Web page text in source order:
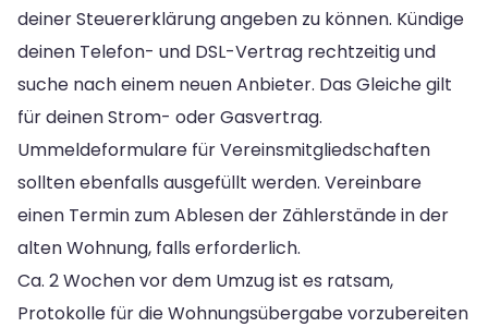
deiner Steuererklärung angeben zu können. Kündige
deinen Telefon- und DSL-Vertrag rechtzeitig und
suche nach einem neuen Anbieter. Das Gleiche gilt
für deinen Strom- oder Gasvertrag.
Ummeldeformulare für Vereinsmitgliedschaften
sollten ebenfalls ausgefüllt werden. Vereinbare
einen Termin zum Ablesen der Zählerstände in der
alten Wohnung, falls erforderlich.
Ca. 2 Wochen vor dem Umzug ist es ratsam,
Protokolle für die Wohnungsübergabe vorzubereiten